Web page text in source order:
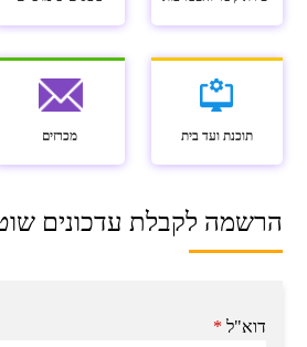
תוכנת ועד בית מכרזים
הרשמה לקבלת עדכונים
דוא"ל *